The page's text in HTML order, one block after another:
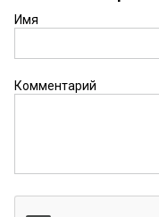
Имя
Комментарий